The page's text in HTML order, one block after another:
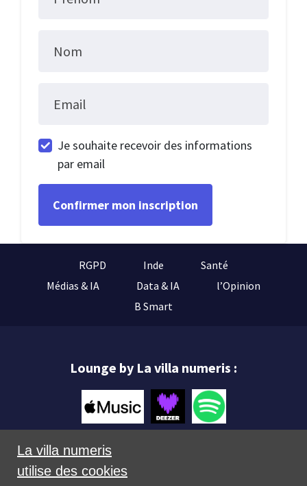
Nom
Email
Je souhaite recevoir des informations
par email
RGPD Inde
Santé
Médias & IA
Data & IA
l’Opinion
B Smart
Lounge by La villa numeris :
La villa numeris
utilise des cookies